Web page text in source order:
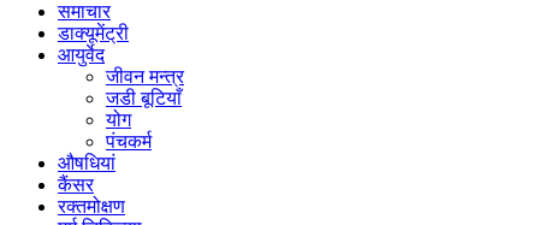
समाचार
डाक्यूमेंट्री
आयुर्वेद
जीवन मन्त्र
जडी बूटियाँ
योग
पंचकर्म
औषधियां
कैंसर
रक्तमोक्षण